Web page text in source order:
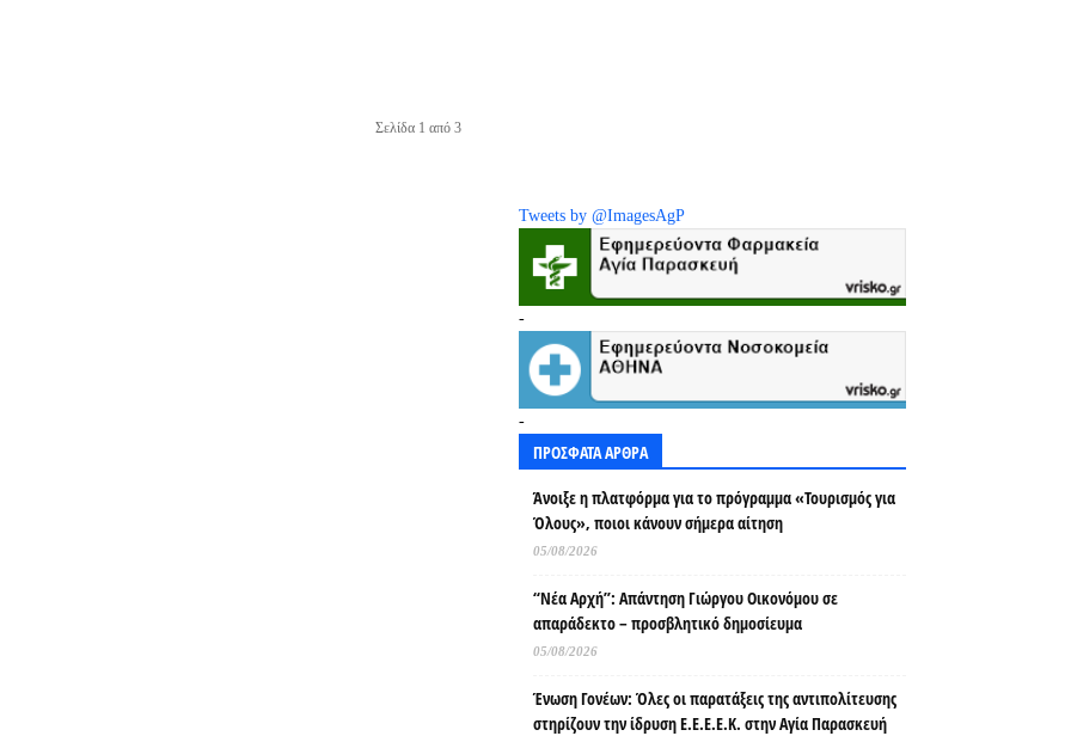
Σελίδα 1 από 3
Tweets by @ImagesAgP
-
-
ΠΡΟΣΦΑΤΑ ΑΡΘΡΑ
Άνοιξε η πλατφόρμα για το πρόγραμμα «Τουρισμός για
Όλους», ποιοι κάνουν σήμερα αίτηση
05/08/2026
“Νέα Αρχή”: Απάντηση Γιώργου Οικονόμου σε
απαράδεκτο – προσβλητικό δημοσίευμα
05/08/2026
Ένωση Γονέων: Όλες οι παρατάξεις της αντιπολίτευσης
στηρίζουν την ίδρυση Ε.Ε.Ε.Ε.Κ. στην Αγία Παρασκευή